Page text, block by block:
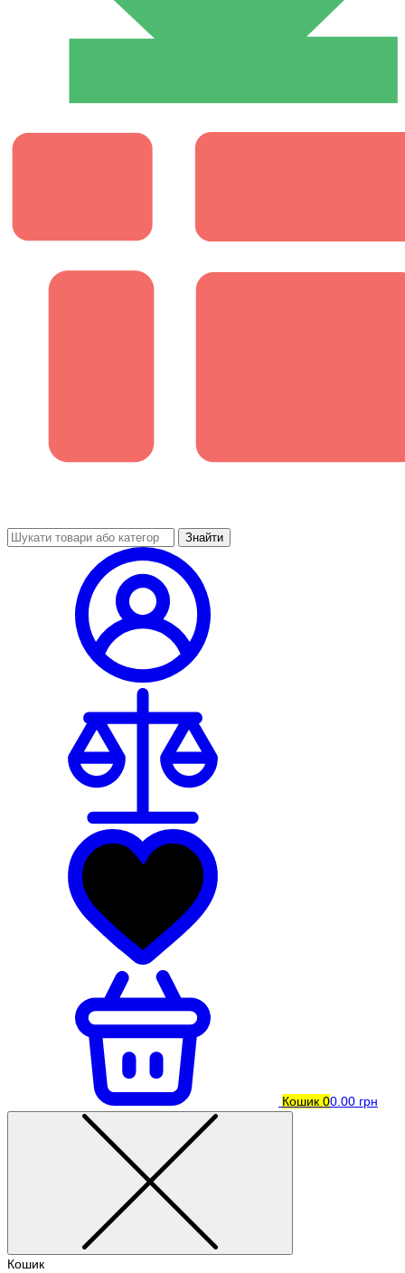
Знайти
Кошик 00.00 грн
Кошик